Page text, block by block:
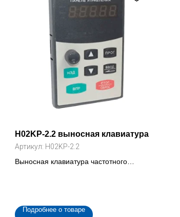
H02KP-2.2 выносная клавиатура
Артикул: H02KP-2.2
Выносная клавиатура частотного
Подробнее о товаре